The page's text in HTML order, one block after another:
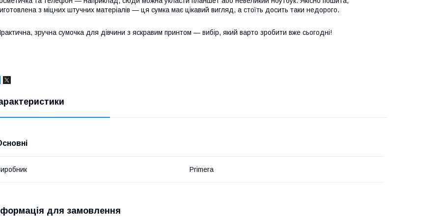
з міцних штучних матеріалів — ця сумка має цікавий вигляд, а стоїть досить таки недорого.
зручна сумочка для дівчини з яскравим принтом — вибір, який варто зробити вже сьогодні!
Primera
для замовлення